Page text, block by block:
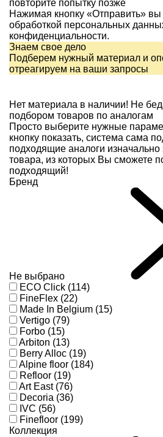
повторите попытку позже
Нажимая кнопку «Отправить» вы
обработкой персональных
конфиденциальности.
Знаем свое дело
Подберем нужный материал и
отреагируем на ваши запросы
Нет материала в наличии! Не
подбором товаров по аналогам
Просто выберите нужные
кнопку показать, система сама
подходящие аналоги
товара, из которых Вы сможете
подходящий!
Бренд
Не выбрано
ECO Click (114)
FineFlex (22)
Made In Belgium (15)
Vertigo (79)
Forbo (15)
Arbiton (13)
Berry Alloc (19)
Alpine floor (184)
Refloor (19)
Art East (76)
Decoria (36)
IVC (56)
Finefloor (199)
Коллекция